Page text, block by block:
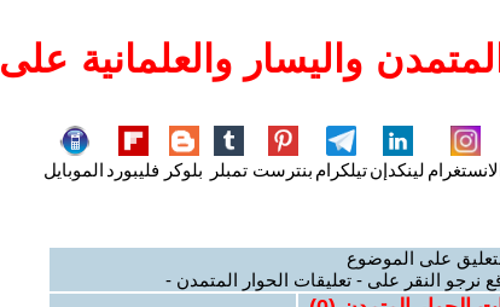
واليسار والعلمانية على
لينكدإنتيلكرام بنترست تمبلر بلوكر فليبورد الموبايل
على الموضوع
نرجو النقر على - تعليقات الحوار المتمدن -